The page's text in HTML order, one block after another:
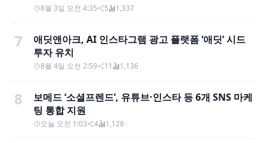
8월 3일 오전 4:35 5 1,337
7
애딧앤아크, AI 인스타그램 광고 플랫폼 ‘애딧’ 시드
투자 유치
8월 4일 오전 2:59 11 1,136
8
보메드 ‘소셜프렌드’, 유튜브·인스타 등 6개 SNS 마케
팅 통합 지원
오늘 오전 1:03 4 1,128